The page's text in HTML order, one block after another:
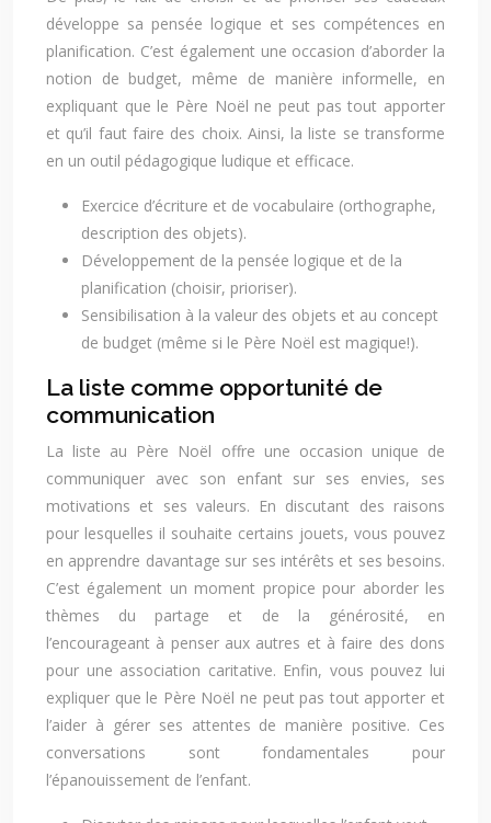
développe sa pensée logique et ses compétences en
planification. C’est également une occasion d’aborder la
notion de budget, même de manière informelle, en
expliquant que le Père Noël ne peut pas tout apporter
et qu’il faut faire des choix. Ainsi, la liste se transforme
en un outil pédagogique ludique et efficace.
Exercice d’écriture et de vocabulaire (orthographe,
description des objets).
Développement de la pensée logique et de la
planification (choisir, prioriser).
Sensibilisation à la valeur des objets et au concept
de budget (même si le Père Noël est magique!).
La liste comme opportunité de
communication
La liste au Père Noël offre une occasion unique de
communiquer avec son enfant sur ses envies, ses
motivations et ses valeurs. En discutant des raisons
pour lesquelles il souhaite certains jouets, vous pouvez
en apprendre davantage sur ses intérêts et ses besoins.
C’est également un moment propice pour aborder les
thèmes du partage et de la générosité, en
l’encourageant à penser aux autres et à faire des dons
pour une association caritative. Enfin, vous pouvez lui
expliquer que le Père Noël ne peut pas tout apporter et
l’aider à gérer ses attentes de manière positive. Ces
conversations sont fondamentales pour
l’épanouissement de l’enfant.